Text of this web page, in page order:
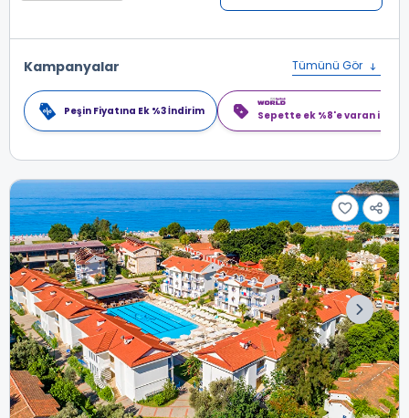
Kampanyalar Tümünü Gör
Peşin Fiyatına Ek %3 İndirim Sepette ek %8'e varan